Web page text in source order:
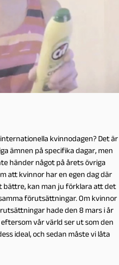
kvinnodagen? Det är
ämnen på specifika dagar, men
händer något på årets övriga
att kvinnor har en egen dag där
bättre, kan man ju förklara att det
förutsättningar. Om kvinnor
hade den 8 mars i år
vår värld ser ut som den
ideal, och sedan måste vi låta